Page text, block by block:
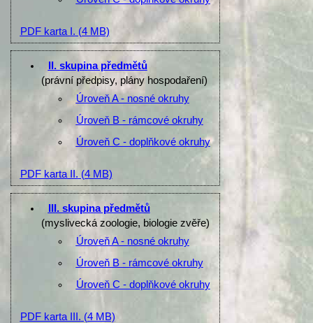
PDF karta I. (4 MB)
II. skupina předmětů
(právní předpisy, plány hospodaření)
Úroveň A - nosné okruhy
Úroveň B - rámcové okruhy
Úroveň C - doplňkové okruhy
PDF karta II. (4 MB)
III. skupina předmětů
(myslivecká zoologie, biologie zvěře)
Úroveň A - nosné okruhy
Úroveň B - rámcové okruhy
Úroveň C - doplňkové okruhy
PDF karta III. (4 MB)